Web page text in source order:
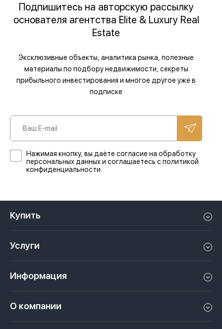
Подпишитесь на авторскую рассылку
основателя агентства Elite & Luxury Real
Estate
Эксклюзивные объекты, аналитика рынка, полезные
материалы по подбору недвижимости, секреты
прибыльного инвестирования и многое другое уже в
подписке
Нажимая кнопку, вы даёте согласие на обработку
персональных данных и соглашаетесь с политикой
конфиденциальности.
Купить
Апартаменты в Дубае
Пентхаус в Дубае
Услуги
Сдать недвижимость в Дубае, ОАЭ
Информация
О компании